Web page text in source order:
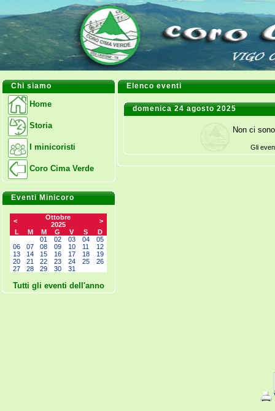
Chi siamo
Home
Storia
I minicoristi
Coro Cima Verde
Eventi Minicoro
<
Ottobre
2025
>
L
M M G V S
D
01 02 03 04
05
06
07 08 09 10 11
12
13
14 15 16 17 18
19
20
21 22 23 24 25
26
27
28 29 30 31
Tutti gli eventi dell'anno
Elenco eventi
domenica 24 agosto 2025
Non ci
Gli